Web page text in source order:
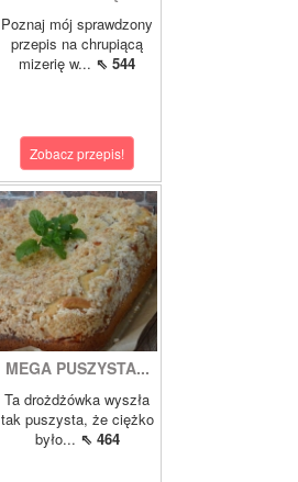
Poznaj mój sprawdzony
przepis na chrupiącą
mizerię w... ⇖ 544
Zobacz przepis!
MEGA PUSZYSTA...
Ta drożdżówka wyszła
tak puszysta, że ciężko
było... ⇖ 464